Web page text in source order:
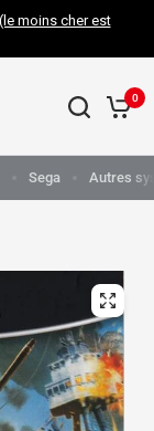
moins cher est
0
Sega Autres